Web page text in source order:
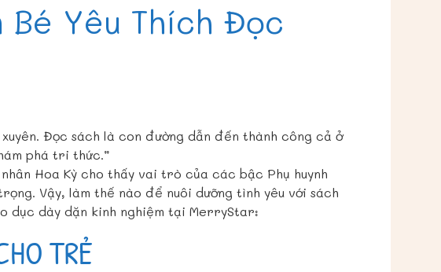
Bé Yêu Thích Đọc
Đọc sách là con đường dẫn đến thành công cả ở
phá tri thức.”
Hoa Kỳ cho thấy vai trò của các bậc Phụ huynh
Vậy, làm thế nào để nuôi dưỡng tình yêu với sách
dục dày dặn kinh nghiệm tại MerryStar:
TRẺ